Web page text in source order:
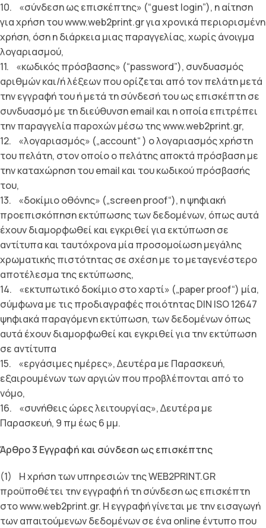
10. «σύνδεση ως επισκέπτης» (“guest login”), η αίτηση
για χρήση του www.web2print.gr για χρονικά περιορισµένη
χρήση, όση η διάρκεια µιας παραγγελίας, χωρίς άνοιγµα
λογαριασµού,
11. «κωδικός πρόσβασης» (“password”), συνδυασµός
αριθµών και/ή λέξεων που ορίζεται από τον πελάτη µετά
την εγγραφή του ή µετά τη σύνδεσή του ως επισκέπτη σε
συνδυασµό µε τη διεύθυνση email και η οποία επιτρέπει
την παραγγελία παροχών µέσω της www.web2print.gr,
12. «λογαριασµός» („account“ ) ο λογαριασµός χρήστη
του πελάτη, στον οποίο ο πελάτης αποκτά πρόσβαση µε
την καταχώρηση του email και του κωδικού πρόσβασής
του,
13. «δοκίµιο οθόνης» („screen proof“), η ψηφιακή
προεπισκόπηση εκτύπωσης των δεδοµένων, όπως αυτά
έχουν διαµορφωθεί και εγκριθεί για εκτύπωση σε
αντίτυπα και ταυτόχρονα µία προσοµοίωση µεγάλης
χρωµατικής πιστότητας σε σχέση µε το µεταγενέστερο
αποτέλεσµα της εκτύπωσης,
14. «εκτυπωτικό δοκίµιο στο χαρτί» („paper proof“) µία,
σύµφωνα µε τις προδιαγραφές ποιότητας DIN ISO 12647
ψηφιακά παραγόµενη εκτύπωση, των δεδοµένων όπως
αυτά έχουν διαµορφωθεί και εγκριθεί για την εκτύπωση
σε αντίτυπα
15. «εργάσιµες ηµέρες», ∆ευτέρα µε Παρασκευή,
εξαιρουµένων των αργιών που προβλέπονται από το
νόµο,
16. «συνήθεις ώρες λειτουργίας», ∆ευτέρα µε
Παρασκευή, 9 πμ έως 6 μμ.
Άρθρο 3 Εγγραφή και σύνδεση ως επισκέπτης
(1) Η χρήση των υπηρεσιών της WEB2PRINT.GR
προϋποθέτει την εγγραφή ή τη σύνδεση ως επισκέπτη
στο www.web2print.gr. Η εγγραφή γίνεται µε την εισαγωγή
των απαιτούµενων δεδοµένων σε ένα online έντυπο που